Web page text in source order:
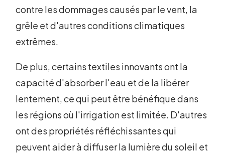
contre les dommages causés par le vent, la
grêle et d'autres conditions climatiques
extrêmes.
De plus, certains textiles innovants ont la
capacité d'absorber l'eau et de la libérer
lentement, ce qui peut être bénéfique dans
les régions où l'irrigation est limitée. D'autres
ont des propriétés réfléchissantes qui
peuvent aider à diffuser la lumière du soleil et